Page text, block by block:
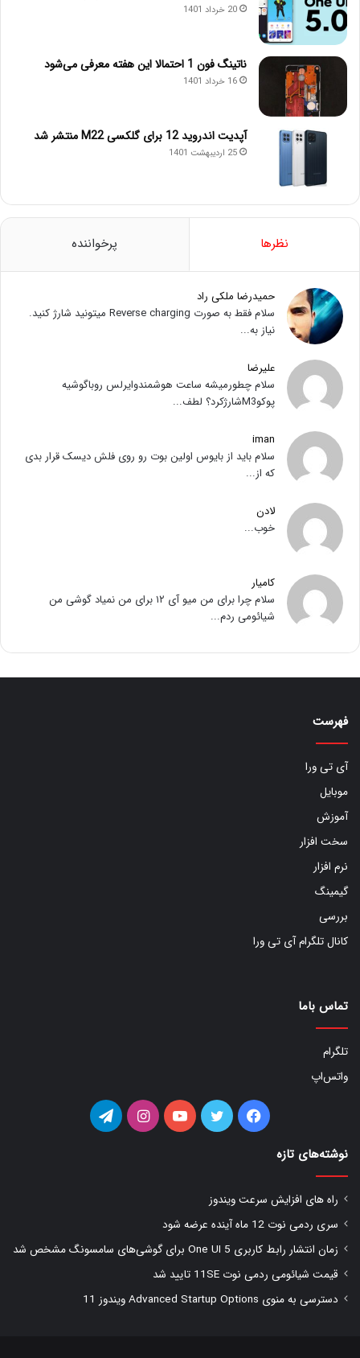
20 خرداد 1401
ناتینگ فون 1 احتمالا این هفته معرفی می‌شود
16 خرداد 1401
آپدیت اندروید 12 برای گلکسی M22 منتشر شد
25 اردیبهشت 1401
نظرها پرخواننده
حمیدرضا ملکی راد
سلام فقط به صورت Reverse charging میتونید شارژ کنید.
نیاز به...
علیرضا
سلام چطورمیشه ساعت هوشمندوایرلس روباگوشیه
پوکوM3شارژکرد؟ لطف...
iman
سلام باید از بایوس اولین بوت رو روی فلش دیسک قرار بدی
که از...
لادن
خوب...
کامیار
سلام چرا برای من میو آی ۱۲ برای من نمیاد گوشی من
شیائومی ردم...
فهرست
آی تی ورا
موبایل
آموزش
سخت افزار
نرم افزار
گیمینگ
بررسی
کانال تلگرام آی تی ورا
تماس باما
تلگرام
واتس‌اپ
فیس توییتر یوتیوب اینستاگرامتلگرام
نوشته‌های تازه
راه های افزایش سرعت ویندوز
سری ردمی نوت 12 ماه آینده عرضه شود
زمان انتشار رابط کاربری One UI 5 برای گوشی‌های سامسونگ مشخص شد
قیمت شیائومی ردمی نوت 11SE تایید شد
دسترسی به منوی Advanced Startup Options ویندوز 11